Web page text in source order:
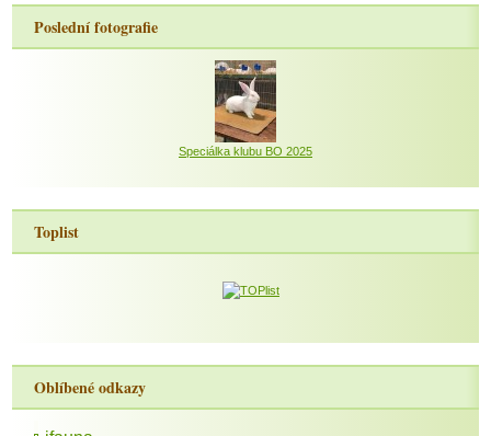
Poslední fotografie
Speciálka klubu BO 2025
Toplist
Oblíbené odkazy